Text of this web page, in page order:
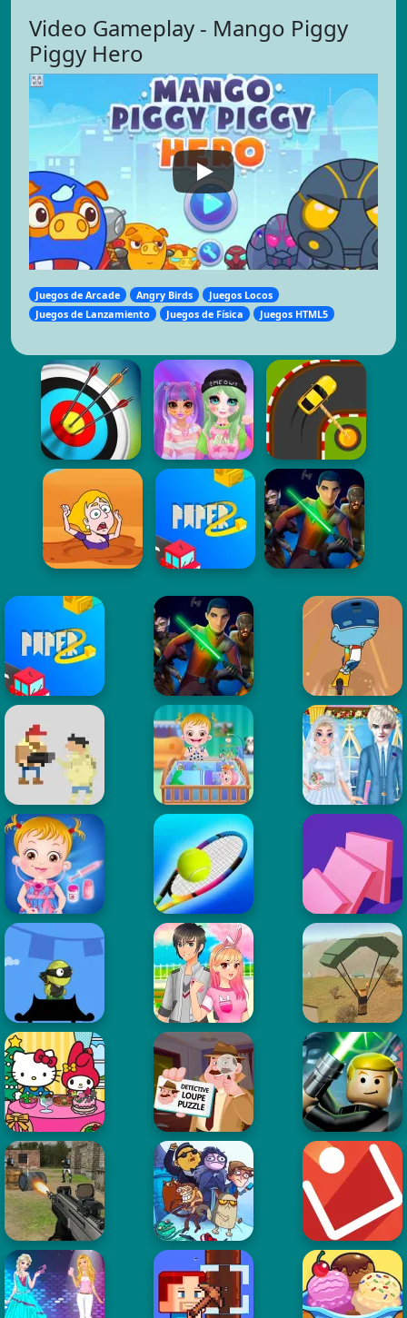
Video Gameplay - Mango Piggy
Piggy Hero
Juegos de Arcade Angry Birds
Juegos Locos
Juegos de Lanzamiento
Juegos de Física Juegos HTML5